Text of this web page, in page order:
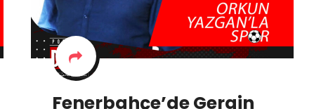
Fenerbahçe’de Gergin